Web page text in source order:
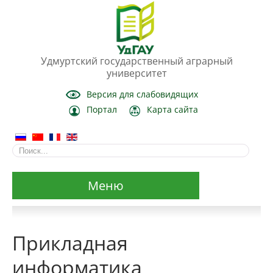
Удмуртский государственный аграрный
университет
Версия для слабовидящих
Портал
Карта сайта
Меню
Основные сведения
Прикладная
информатика